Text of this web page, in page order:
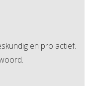
en pro actief.